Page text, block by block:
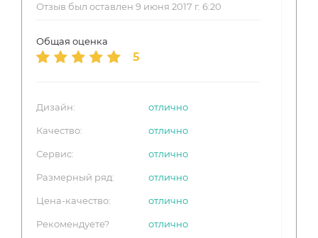
Отзыв был оставлен 9 июня 2017 г. 6:20
Общая оценка
5
Дизайн: отлично
Качество: отлично
Сервис: отлично
Размерный ряд: отлично
Цена-качество: отлично
Рекомендуете? отлично